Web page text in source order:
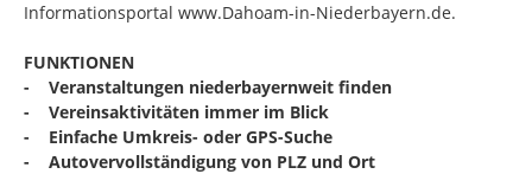
Informationsportal www.Dahoam-in-Niederbayern.de.
FUNKTIONEN
- Veranstaltungen niederbayernweit finden
- Vereinsaktivitäten immer im Blick
- Einfache Umkreis- oder GPS-Suche
- Autovervollständigung von PLZ und Ort